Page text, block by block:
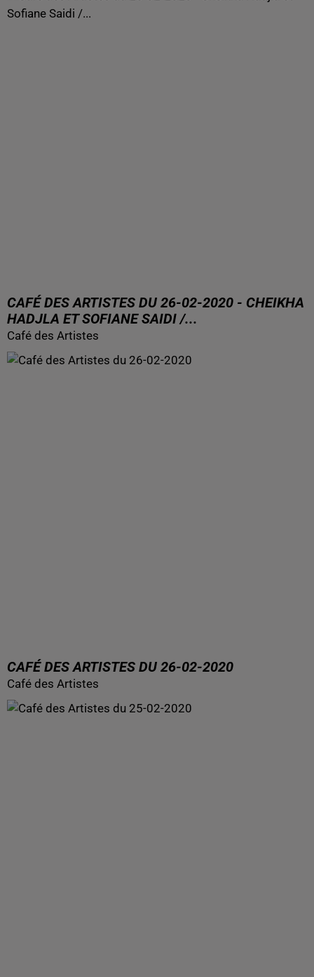
CAFÉ DES ARTISTES DU 26-02-2020 - CHEIKHA
HADJLA ET SOFIANE SAIDI /...
Café des Artistes
CAFÉ DES ARTISTES DU 26-02-2020
Café des Artistes